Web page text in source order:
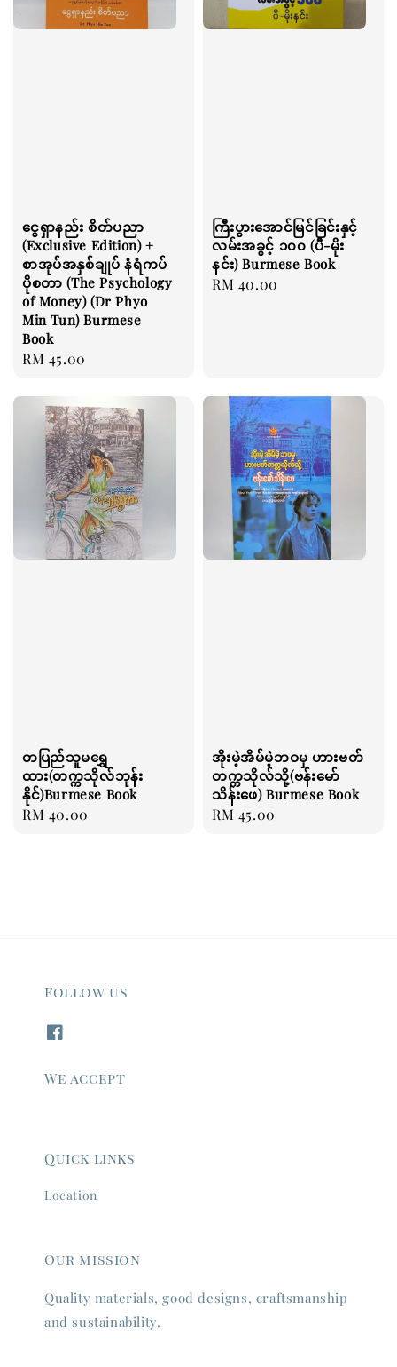
ငွေရှာနည်း စိတ်ပညာ
(Exclusive Edition) +
စာအုပ်အနှစ်ချုပ် နံရံကပ်
ပိုစတာ (The Psychology
of Money) (Dr Phyo
Min Tun) Burmese
Book
Regular
RM 45.00
ကြီးပွားအောင်မြင်ခြင်းနှင့်
လမ်းအခွင့် ၁၀၀ (ပီ-မိုး
နင်း) Burmese Book
Regular
RM 40.00
တပြည်သူမရွှေ
ထား(တက္ကသိုလ်ဘုန်း
နိုင်)Burmese Book
Regular
RM 40.00
အိုးမဲ့အိမ်မဲ့ဘဝမှ ဟားဗတ်
တက္ကသိုလ်သို့(ဗန်းမော်
သိန်းဖေ) Burmese Book
Regular
RM 45.00
Follow us
We accept
Quick links
Location
Our mission
Quality materials, good designs, craftsmanship
and sustainability.